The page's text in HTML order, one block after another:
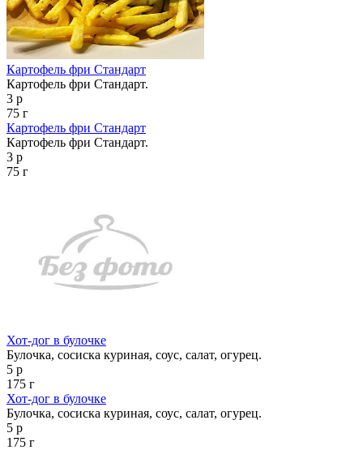
Картофель фри Стандарт
Картофель фри Стандарт.
3 р
75 г
Картофель фри Стандарт
Картофель фри Стандарт.
3 р
75 г
Хот-дог в булочке
Булочка, сосиска куриная, соус, салат, огурец.
5 р
175 г
Хот-дог в булочке
Булочка, сосиска куриная, соус, салат, огурец.
5 р
175 г